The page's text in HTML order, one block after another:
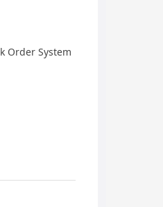
Order System